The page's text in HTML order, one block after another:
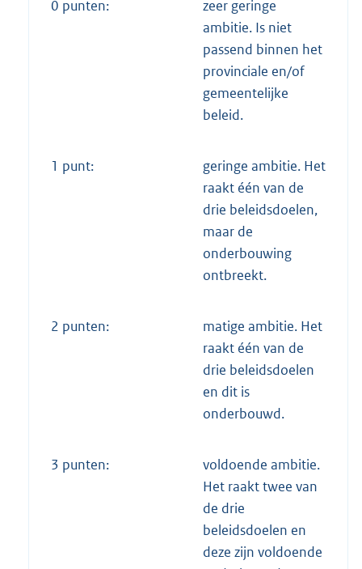
0 punten:
zeer geringe
ambitie. Is niet
passend binnen het
provinciale en/of
gemeentelijke
beleid.
1 punt:
geringe ambitie. Het
raakt één van de
drie beleidsdoelen,
maar de
onderbouwing
ontbreekt.
2 punten:
matige ambitie. Het
raakt één van de
drie beleidsdoelen
en dit is
onderbouwd.
3 punten:
voldoende ambitie.
Het raakt twee van
de drie
beleidsdoelen en
deze zijn voldoende